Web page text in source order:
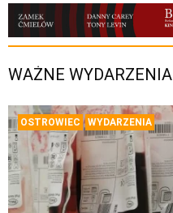
WAŻNE WYDARZENIA
OSTROWIEC WYDARZENIA